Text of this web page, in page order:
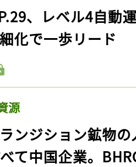
、レベル4自動
化で一歩リード
源
ランジション鉱物
て中国企業。